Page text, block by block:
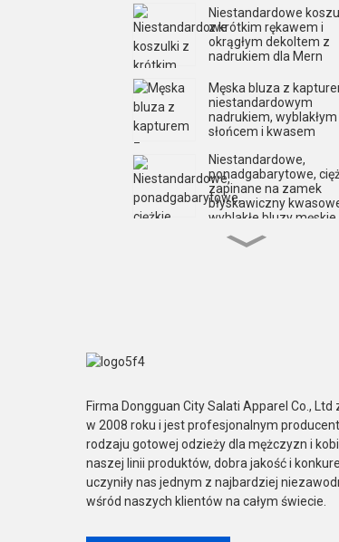
Niestandardowe
z krótkim rękawem i
okrągłym dekoltem z
nadrukiem dla Mern
Męska bluza z
niestandardowym
nadrukiem, wyblakłym
słońcem i kwasem
Niestandardowe,
ponadgabarytowe,
zapinane na zamek
błyskawiczny
wyblakłe bluzy męskie
sztucznego futra
Niestandardowe,
kwasowe sitodrukowe
ponadgabarytowe
koszulki z krótkim
rękawem i nadrukiem
mężczyzn
Niestandardowe
z haftem Acid Wash,
dwuwarstwowe T-
długim rękawem
Firma Dongguan City Salati Apparel Co., Ltd
w 2008 roku i jest profesjonalnym
rodzaju gotowej odzieży dla mężczyzn i
naszej linii produktów, dobra jakość i
uczyniły nas jednym z najbardziej
wśród naszych klientów na całym świecie.